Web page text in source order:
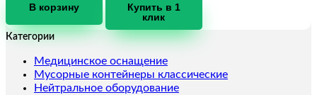
Генератор
TOR
220В,
бензин
АИ-92,
В корзину
Купить в 1
клик
Категории
Медицинское оснащение
Мусорные контейнеры классические
Нейтральное оборудование